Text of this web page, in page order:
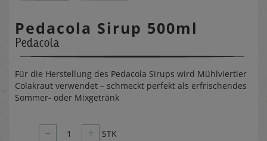
Pedacola Sirup 500ml
Pedacola
Für die Herstellung des Pedacola Sirups wird Mühlviertler
Colakraut verwendet – schmeckt perfekt als erfrischendes
Sommer- oder Mixgetränk
– 1 + STK